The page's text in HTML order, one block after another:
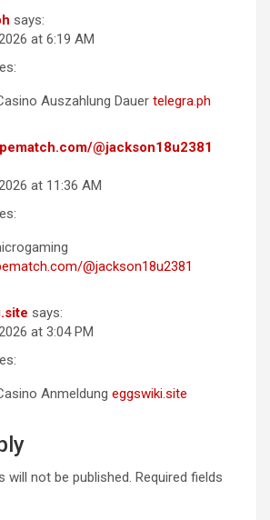
says:
at 6:19 AM
Auszahlung Dauer telegra.ph
@jackson18u2381
at 11:36 AM
@jackson18u2381
says:
at 3:04 PM
Anmeldung eggswiki.site
will not be published. Required fields